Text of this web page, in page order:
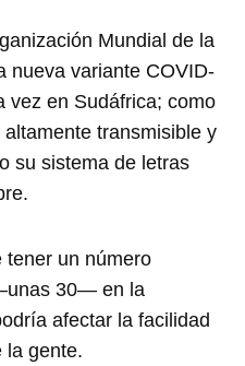
Mundial de la
nueva variante COVID-
vez en Sudáfrica; como
transmisible y
su sistema de letras
tener un número
30— en la
afectar la facilidad
la gente.